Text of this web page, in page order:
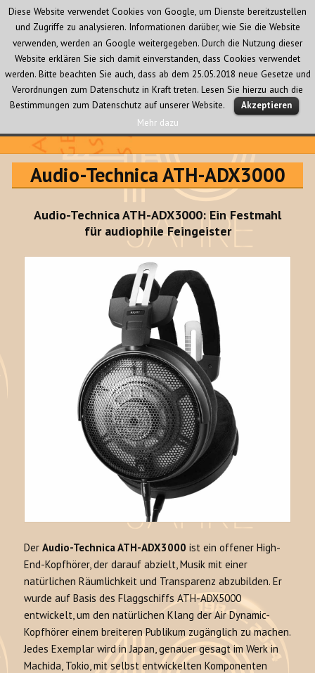
Audio Creativ
MENÜ
UND
Audio-Technica ATH-ADX3000
Audio-Technica ATH-ADX3000: Ein Festmahl
für audiophile Feingeister
DerAudio-Technica ATH-ADX3000 ist ein offener High-
End-Kopfhörer, der darauf abzielt, Musik mit einer
natürlichen Räumlichkeit und Transparenz abzubilden. Er
wurde auf Basis des Flaggschiffs ATH-ADX5000
entwickelt, um den natürlichen Klang der Air Dynamic-
Kopfhörer einem breiteren Publikum zugänglich zu machen.
Jedes Exemplar wird in Japan, genauer gesagt im Werk in
Machida, Tokio, mit selbst entwickelten Komponenten
Diese Website verwendet Cookies von Google, um Dienste bereitzustellen
und Zugriffe zu analysieren. Informationen darüber, wie Sie die Website
verwenden, werden an Google weitergegeben. Durch die Nutzung dieser
Website erklären Sie sich damit einverstanden, dass Cookies verwendet
werden. Bitte beachten Sie auch, dass ab dem 25.05.2018 neue Gesetze und
Verordnungen zum Datenschutz in Kraft treten. Lesen Sie hierzu auch die
Bestimmungen zum Datenschutz auf unserer Website.
Akzeptieren
Mehr dazu